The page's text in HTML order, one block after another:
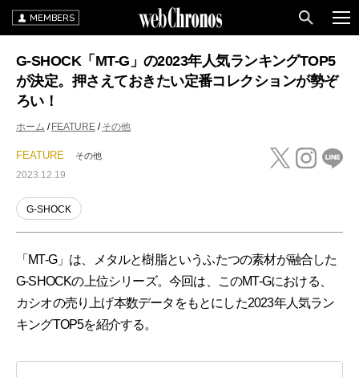
MEMBERS
G-SHOCK「MT-G」の2023年人気ランキングTOP5
が決定。押さえておきたい定番コレクションが勢ぞ
ろい！
ホーム FEATURE その他
FEATURE その他
2023.12.19
G-SHOCK
「MT-G」は、メタルと樹脂というふたつの素材が融合した
G-SHOCKの上位シリーズ。今回は、このMT-Gにおける、
カシオの売り上げ本数データをもとにした2023年人気ラン
キングTOP5を紹介する。